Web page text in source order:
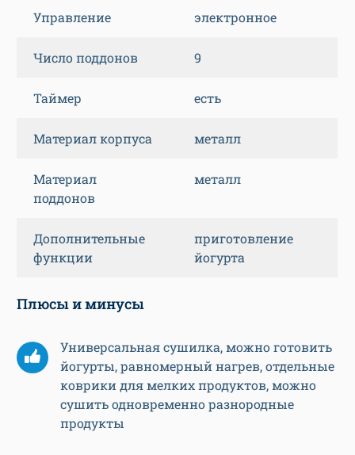
Управление электронное
Число поддонов 9
Таймер есть
Материал корпуса металл
Материал
поддонов
металл
Дополнительные
функции
приготовление
йогурта
Плюсы и минусы
Универсальная сушилка, можно готовить
йогурты, равномерный нагрев, отдельные
коврики для мелких продуктов, можно
сушить одновременно разнородные
продукты